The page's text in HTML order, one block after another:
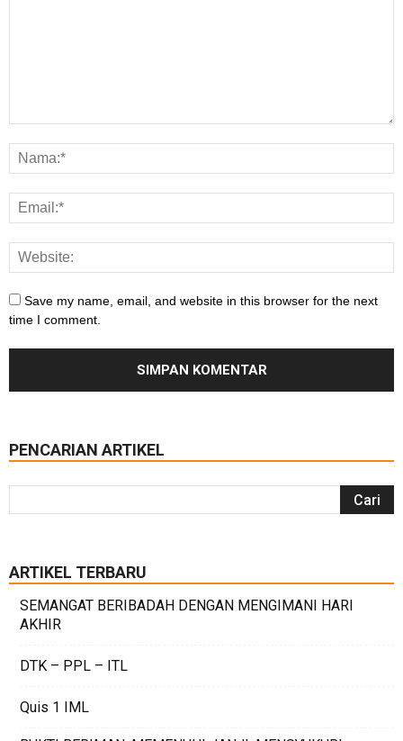
Save my name, email, and website in this browser for the next
time I comment.
PENCARIAN ARTIKEL
ARTIKEL TERBARU
SEMANGAT BERIBADAH DENGAN MENGIMANI HARI
AKHIR
DTK – PPL – ITL
Quis 1 IML